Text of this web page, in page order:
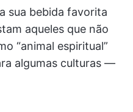
sua bebida favorita
aqueles que não
“animal espiritual”
algumas culturas —